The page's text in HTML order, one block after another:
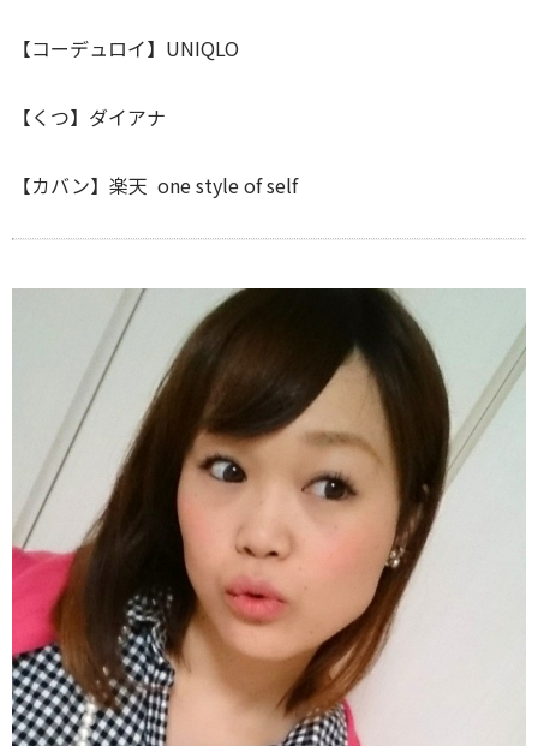
【コーデュロイ】UNIQLO
【くつ】ダイアナ
【カバン】楽天 one style of self